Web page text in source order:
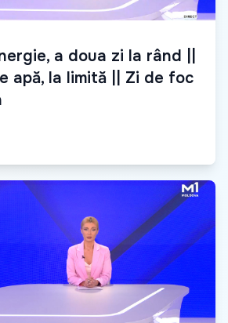
a doua zi la rând ||
apă, la limită || Zi de foc